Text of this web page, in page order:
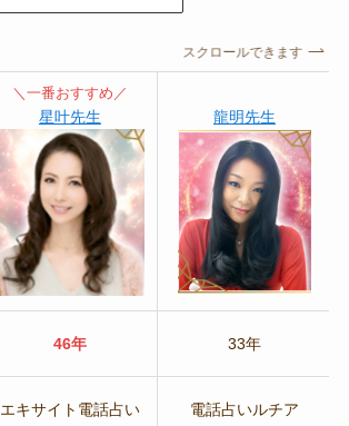
スクロールできます
＼一番おすすめ／
星叶先生 龍明先生
46年 33年
エキサイト電話占い 電話占いルチア